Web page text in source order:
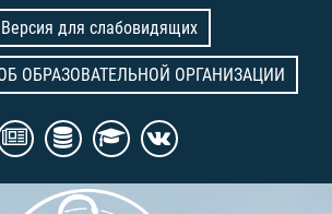
Версия для слабовидящих
ОБРАЗОВАТЕЛЬНОЙ ОРГАНИЗАЦИИ